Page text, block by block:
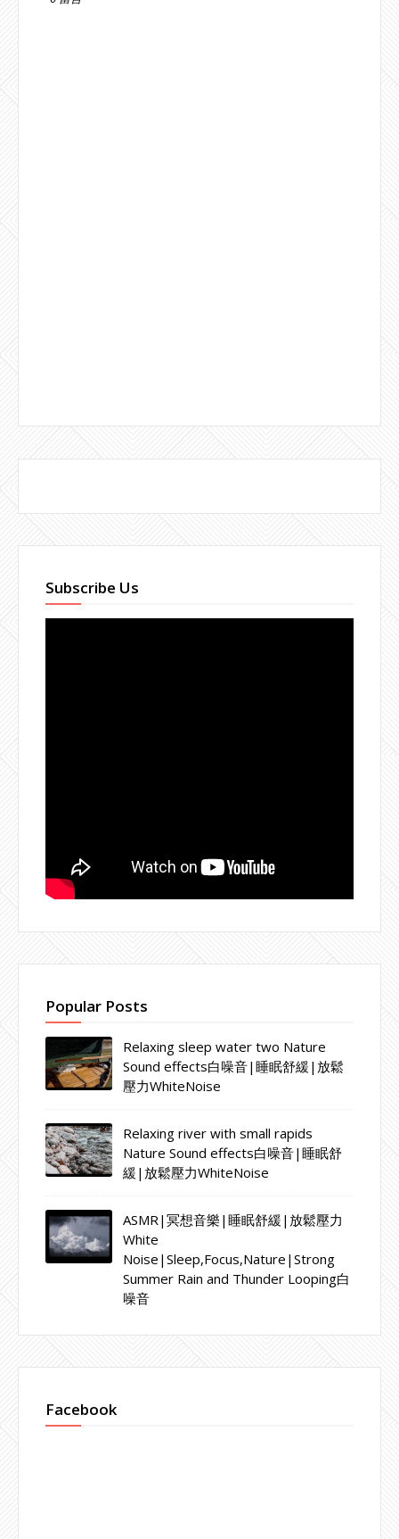
Subscribe Us
Popular Posts
Relaxing sleep water two Nature
Sound effects白噪音|睡眠舒緩|放鬆
壓力WhiteNoise
Relaxing river with small rapids
Nature Sound effects白噪音|睡眠舒
緩|放鬆壓力WhiteNoise
ASMR|冥想音樂|睡眠舒緩|放鬆壓力
White
Noise|Sleep,Focus,Nature|Strong
Summer Rain and Thunder Looping白
噪音
Facebook